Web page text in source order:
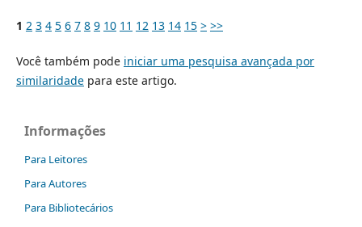
1 2 3 4 5 6 7 8 9 10 11 12 13 14 15 > >>
Você também pode iniciar uma pesquisa avançada por
similaridadepara este artigo.
Informações
Para Leitores
Para Autores
Para Bibliotecários